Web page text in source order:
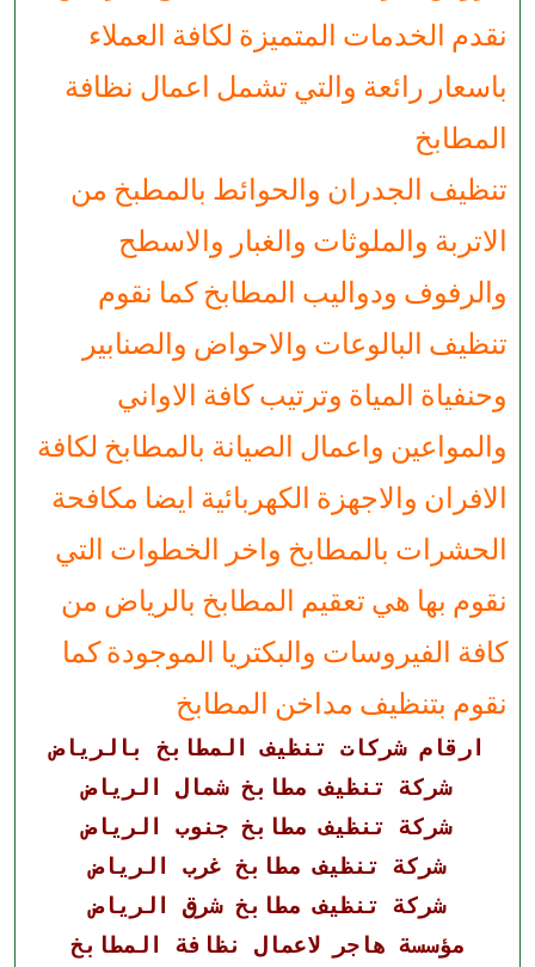
نقدم الخدمات المتميزة لكافة العملاء
باسعار رائعة والتي تشمل اعمال نظافة
المطابخ
تنظيف الجدران والحوائط بالمطبخ من
الاتربة والملوثات والغبار والاسطح
والرفوف ودواليب المطابخ كما نقوم
تنظيف البالوعات والاحواض والصنابير
وحنفياة المياة وترتيب كافة الاواني
والمواعين واعمال الصيانة بالمطابخ لكافة
الافران والاجهزة الكهربائية ايضا مكافحة
الحشرات بالمطابخ واخر الخطوات التي
نقوم بها هي تعقيم المطابخ بالرياض من
كافة الفيروسات والبكتريا الموجودة كما
نقوم بتنظيف مداخن المطابخ
ارقام شركات تنظيف المطابخ بالرياض
شركة تنظيف مطابخ شمال الرياض
شركة تنظيف مطابخ جنوب الرياض
شركة تنظيف مطابخ غرب الرياض
شركة تنظيف مطابخ شرق الرياض
مؤسسة هاجر لاعمال نظافة المطابخ